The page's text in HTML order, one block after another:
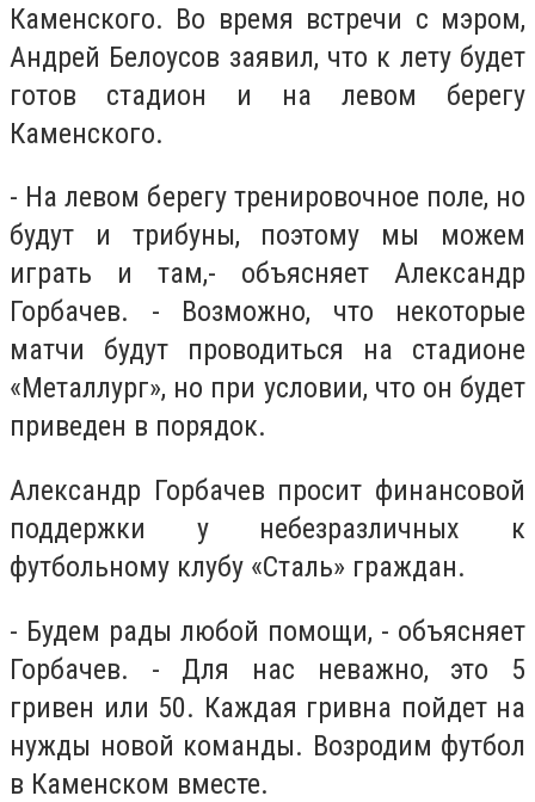
Каменского. Во время встречи с мэром,
Андрей Белоусов заявил, что к лету будет
готов стадион и на левом берегу
Каменского.
- На левом берегу тренировочное поле, но
будут и трибуны, поэтому мы можем
играть и там,- объясняет Александр
Горбачев. - Возможно, что некоторые
матчи будут проводиться на стадионе
«Металлург», но при условии, что он будет
приведен в порядок.
Александр Горбачев просит финансовой
поддержки у небезразличных к
футбольному клубу «Сталь» граждан.
- Будем рады любой помощи, - объясняет
Горбачев. - Для нас неважно, это 5
гривен или 50. Каждая гривна пойдет на
нужды новой команды. Возродим футбол
в Каменском вместе.